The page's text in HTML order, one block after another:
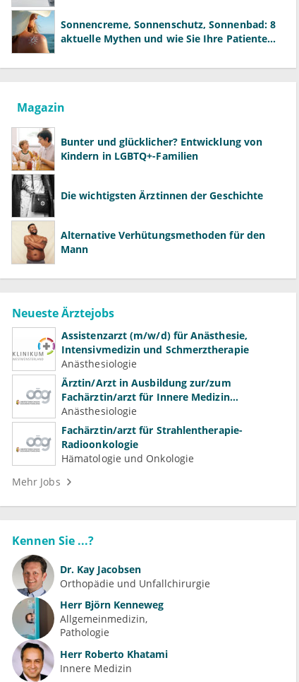
Sonnencreme, Sonnenschutz, Sonnenbad: 8
aktuelle Mythen und wie Sie Ihre Patienten
Magazin
Bunter und glücklicher? Entwicklung von
Kindern in LGBTQ+-Familien
Die wichtigsten Ärztinnen der Geschichte
Alternative Verhütungsmethoden für den
Mann
Neueste Ärztejobs
Assistenzarzt (m/w/d) für Anästhesie,
Intensivmedizin und Schmerztherapie
Anästhesiologie
Ärztin/Arzt in Ausbildung zur/zum
Fachärztin/arzt für Innere Medizin
(Kardiologie, Nephrologie, Intensivmedizin)
Anästhesiologie
Fachärztin/arzt für Strahlentherapie-
Radioonkologie
Hämatologie und Onkologie
Mehr Jobs
Kennen Sie ...?
Dr. Kay Jacobsen
Orthopädie und Unfallchirurgie
Herr Björn Kenneweg
Allgemeinmedizin
Pathologie
Herr Roberto Khatami
Innere Medizin